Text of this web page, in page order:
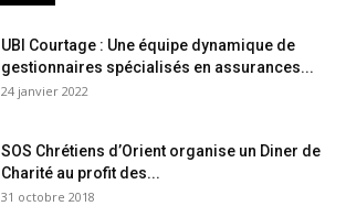
UBI Courtage : Une équipe dynamique de
gestionnaires spécialisés en assurances...
24 janvier 2022
SOS Chrétiens d’Orient organise un Diner de
Charité au profit des...
31 octobre 2018